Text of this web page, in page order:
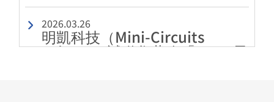
2026.03.26
明凱科技（Mini-Circuits
Taiwan）誠邀您蒞臨「2026 電